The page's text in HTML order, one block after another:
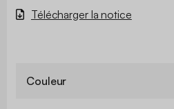
Télécharger la notice
Couleur